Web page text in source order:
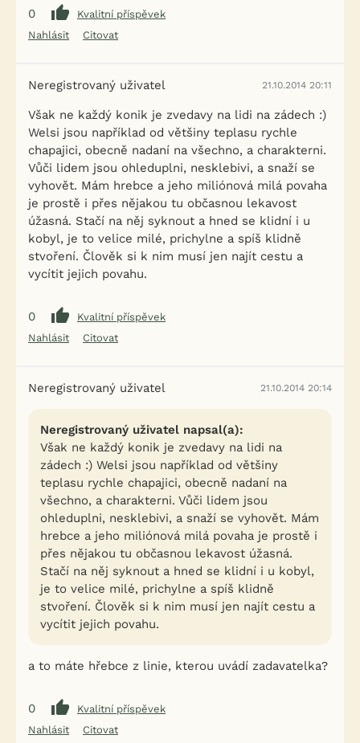
0
Kvalitní příspěvek
Nahlásit
Citovat
Neregistrovaný uživatel 21.10.2014 20:11
Však ne každý konik je zvedavy na lidi na zádech :)
Welsi jsou například od většiny teplasu rychle
chapajici, obecně nadaní na všechno, a charakterni.
Vůči lidem jsou ohleduplni, nesklebivi, a snaží se
vyhovět. Mám hrebce a jeho miliónová milá povaha
je prostě i přes nějakou tu občasnou lekavost
úžasná. Stačí na něj syknout a hned se klidní i u
kobyl, je to velice milé, prichylne a spíš klidně
stvoření. Člověk si k nim musí jen najít cestu a
vycítit jejich povahu.
0
Kvalitní příspěvek
Nahlásit
Citovat
Neregistrovaný uživatel 21.10.2014 20:14
Neregistrovaný uživatel napsal(a):
Však ne každý konik je zvedavy na lidi na
zádech :) Welsi jsou například od většiny
teplasu rychle chapajici, obecně nadaní na
všechno, a charakterni. Vůči lidem jsou
ohleduplni, nesklebivi, a snaží se vyhovět. Mám
hrebce a jeho miliónová milá povaha je prostě i
přes nějakou tu občasnou lekavost úžasná.
Stačí na něj syknout a hned se klidní i u kobyl,
je to velice milé, prichylne a spíš klidně
stvoření. Člověk si k nim musí jen najít cestu a
vycítit jejich povahu.
a to máte hřebce z linie, kterou uvádí zadavatelka?
0
Kvalitní příspěvek
Nahlásit
Citovat